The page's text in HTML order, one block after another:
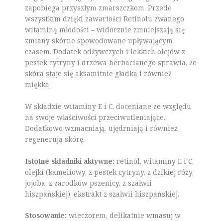
zapobiega przyszłym zmarszczkom. Przede
wszystkim dzięki zawartości Retinolu zwanego
witaminą młodości – widocznie zmniejszają się
zmiany skórne spowodowane upływającym
czasem. Dodatek odżywczych i lekkich olejów z
pestek cytryny i drzewa herbacianego sprawia, że
skóra staje się aksamitnie gładka i również
miękka.
W składzie witaminy E i C, doceniane ze względu
na swoje właściwości przeciwutleniające.
Dodatkowo wzmacniają, ujędrniają i również
regenerują skórę.
Istotne składniki aktywne: retinol, witaminy E i C,
olejki (kameliowy, z pestek cytryny, z dzikiej róży,
jojoba, z zarodków pszenicy, z szałwii
hiszpańskiej), ekstrakt z szałwii hiszpańskiej.
Stosowanie: wieczorem, delikatnie wmasuj w